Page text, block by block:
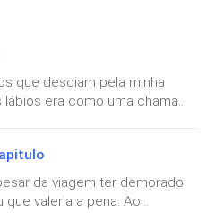
havia deixado a
crescia enquanto eu
da minha
com um olhar temeroso,
aquela endiabrada? —
que consumia o meu
que desciam pela minha
era como uma chama
um rastro de arrepios que se
ele
calcinha, um olhar de
olhos, e essa visão
da viagem ter demorado
valeria a pena. Ao